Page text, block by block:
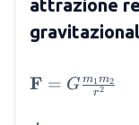
attrazione
F = G r2
m1 m2